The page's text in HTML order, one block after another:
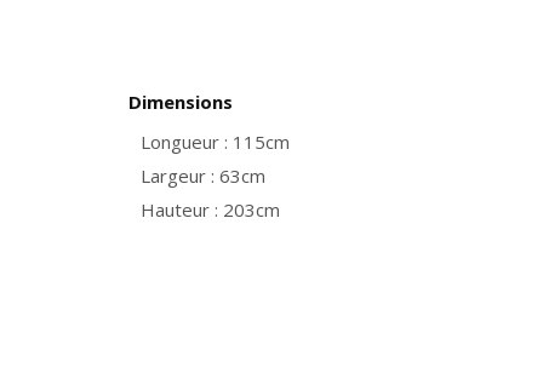
Dimensions
Longueur : 115cm
Largeur : 63cm
Hauteur : 203cm